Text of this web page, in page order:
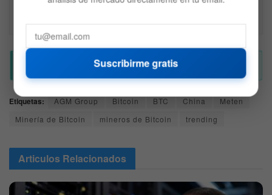
de inversión y es solo para fines informativos.
Etiquetas: AGM Group Bitcoin BTC China
Meten
Minería de Bitcoin
mineros de Bitcoin trending
Articulos Relacionados
Suscribirme gratis